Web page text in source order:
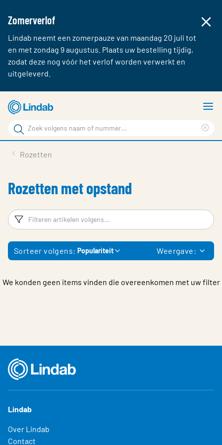
Zomerverlof
Lindab neemt een zomerpauze van maandag 20 juli tot
en met zondag 9 augustus. Plaats uw bestelling tijdig,
zodat deze nog vóór het verlof worden verwerkt en
uitgeleverd.
naar
hoofdinhoud
Zoek
Zoek
Contact
Inloggen
Choose languge
Rozetten
Rozetten met opstand
Filters
Sorteer volgens: Populariteit Weergave:
We konden geen items vinden die overeenkomen met uw filter
Lindab
Over Lindab
Contact